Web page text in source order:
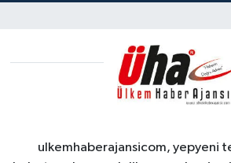
ulkemhaberajansicom, yepyeni